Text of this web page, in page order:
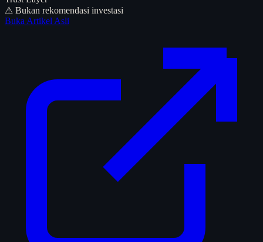
⚠ Bukan rekomendasi investasi
Buka Artikel Asli